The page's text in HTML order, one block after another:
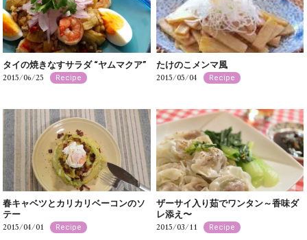
タイの焼きなすサラダ “ヤムマクア”
2015/06/25 Recipe
たけのこメンマ風
2015/05/04 Recipe
春キャベツとカリカリベーコンのソ
テー
2015/04/01 Recipe
ザーサイ入り茹でワンタン～香味ダ
レ添え〜
2015/03/11 Recipe